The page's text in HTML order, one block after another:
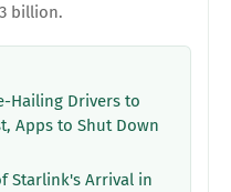
billion.
Hailing Drivers to
Apps to Shut Down
Starlink's Arrival in